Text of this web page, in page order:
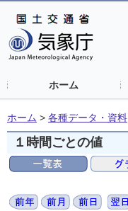
ホーム
ホーム > 各種データ・資料
１時間ごとの値